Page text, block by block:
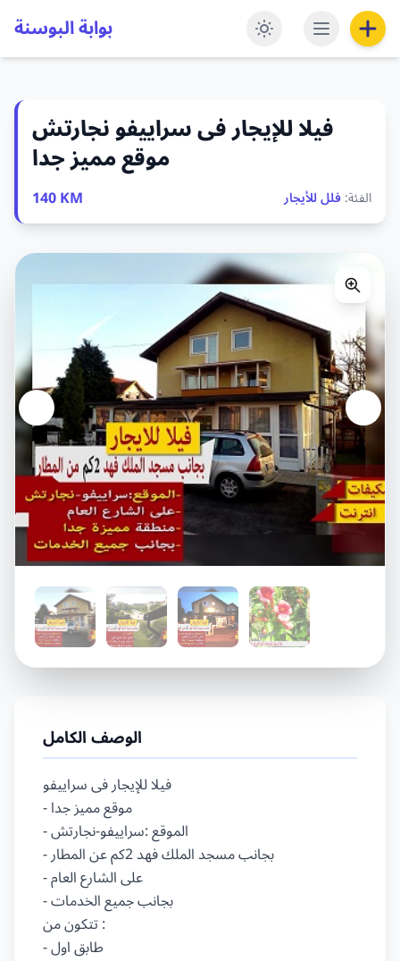
بوابة البوسنة
فيلا للإيجار فى سراييفو نجارتش
موقع مميز جدا
140 KM الفئة:فلل للأيجار
الوصف الكامل
فيلا للإيجار فى سراييفو
- موقع مميز جدا
- الموقع :سراييفو-نجارتش
- بجانب مسجد الملك فهد 2كم عن المطار
- على الشارع العام
- بجانب جميع الخدمات
تتكون من :
- طابق اول